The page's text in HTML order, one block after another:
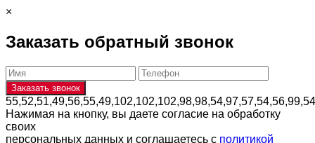
×
Заказать обратный звонок
Нажимая на кнопку, вы даете согласие на обработку
своих
персональных данных и соглашаетесь с политикой